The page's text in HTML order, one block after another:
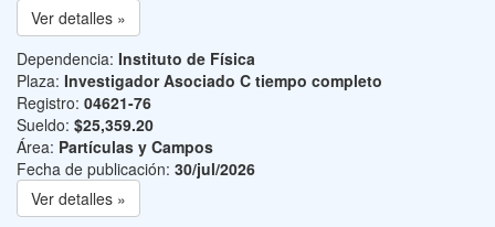
Ver detalles »
Dependencia: Instituto de Física
Plaza: Investigador Asociado C tiempo completo
Registro: 04621-76
Sueldo: $25,359.20
Área: Partículas y Campos
Fecha de publicación: 30/jul/2026
Ver detalles »